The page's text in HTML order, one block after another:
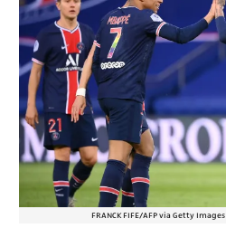
FRANCK FIFE/AFP via Getty Images